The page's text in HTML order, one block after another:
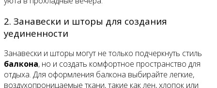
2. Занавески и шторы для создания
уединенности
Занавески и шторы могут не только подчеркнуть стиль
балкона, но и создать комфортное пространство для
отдыха. Для оформления балкона выбирайте легкие,
воздухопроницаемые ткани, такие как лен, хлопок или